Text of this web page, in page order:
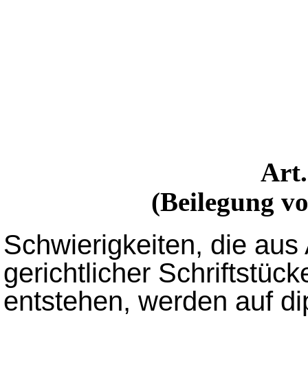
(Beilegung
Schwierigkeiten, die
gerichtlicher
entstehen, werden auf